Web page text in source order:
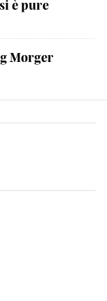
è pure
Morger